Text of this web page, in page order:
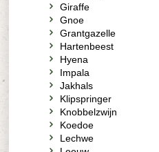
Giraffe
Gnoe
Grantgazelle
Hartenbeest
Hyena
Impala
Jakhals
Klipspringer
Knobbelzwijn
Koedoe
Lechwe